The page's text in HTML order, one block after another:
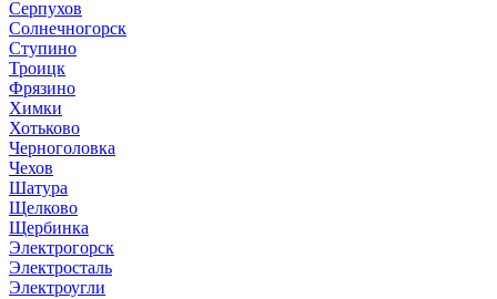
Серпухов
Солнечногорск
Ступино
Троицк
Фрязино
Химки
Хотьково
Черноголовка
Чехов
Шатура
Щелково
Щербинка
Электрогорск
Электросталь
Электроугли